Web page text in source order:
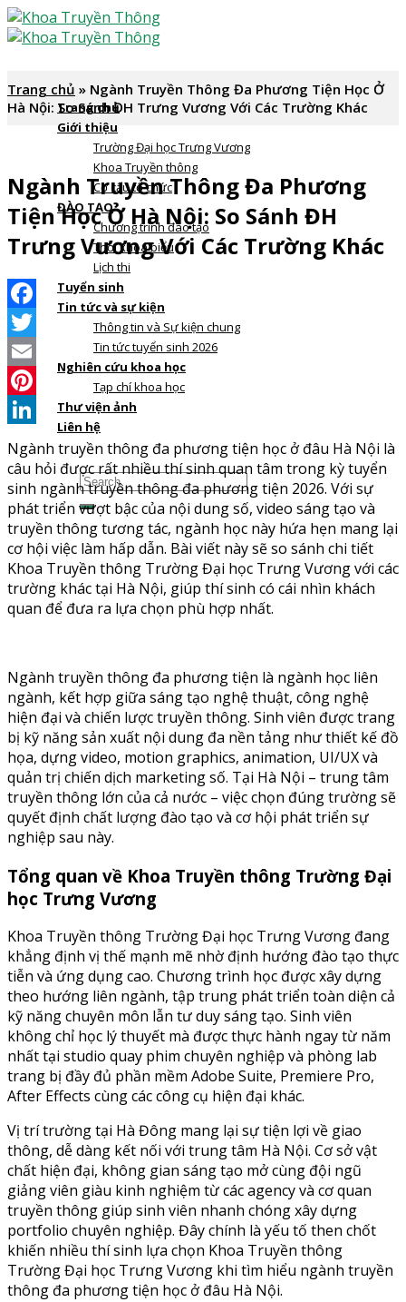
Skip
to
Trang chủ
Giới thiệu
Trường Đại học Trưng Vương
Khoa Truyền thông
Cơ cấu tổ chức
ĐÀO TẠO
Chương trình đào tạo
Thời khoá biểu
Lịch thi
Tuyển sinh
Tin tức và sự kiện
Thông tin và Sự kiện chung
Tin tức tuyển sinh 2026
Nghiên cứu khoa học
Tạp chí khoa học
Thư viện ảnh
Liên hệ
Trang chủ » Ngành Truyền Thông Đa Phương Tiện Học Ở
Hà Nội: So Sánh ĐH Trưng Vương Với Các Trường Khác
Ngành Truyền Thông Đa Phương
Tiện Học Ở Hà Nội: So Sánh ĐH
Trưng Vương Với Các Trường Khác
Facebook
Twitter
Email
Pinterest
LinkedIn
Ngành truyền thông đa phương tiện học ở đâu Hà Nội là
câu hỏi được rất nhiều thí sinh quan tâm trong kỳ tuyển
sinh ngành truyền thông đa phương tiện 2026. Với sự
phát triển vượt bậc của nội dung số, video sáng tạo và
truyền thông tương tác, ngành học này hứa hẹn mang lại
cơ hội việc làm hấp dẫn. Bài viết này sẽ so sánh chi tiết
Khoa Truyền thông Trường Đại học Trưng Vương với các
trường khác tại Hà Nội, giúp thí sinh có cái nhìn khách
quan để đưa ra lựa chọn phù hợp nhất.
Ngành truyền thông đa phương tiện là ngành học liên
ngành, kết hợp giữa sáng tạo nghệ thuật, công nghệ
hiện đại và chiến lược truyền thông. Sinh viên được trang
bị kỹ năng sản xuất nội dung đa nền tảng như thiết kế đồ
họa, dựng video, motion graphics, animation, UI/UX và
quản trị chiến dịch marketing số. Tại Hà Nội – trung tâm
truyền thông lớn của cả nước – việc chọn đúng trường sẽ
quyết định chất lượng đào tạo và cơ hội phát triển sự
nghiệp sau này.
Tổng quan về Khoa Truyền thông Trường Đại
học Trưng Vương
Khoa Truyền thông Trường Đại học Trưng Vương đang
khẳng định vị thế mạnh mẽ nhờ định hướng đào tạo thực
tiễn và ứng dụng cao. Chương trình học được xây dựng
theo hướng liên ngành, tập trung phát triển toàn diện cả
kỹ năng chuyên môn lẫn tư duy sáng tạo. Sinh viên
không chỉ học lý thuyết mà được thực hành ngay từ năm
nhất tại studio quay phim chuyên nghiệp và phòng lab
trang bị đầy đủ phần mềm Adobe Suite, Premiere Pro,
After Effects cùng các công cụ hiện đại khác.
Vị trí trường tại Hà Đông mang lại sự tiện lợi về giao
thông, dễ dàng kết nối với trung tâm Hà Nội. Cơ sở vật
chất hiện đại, không gian sáng tạo mở cùng đội ngũ
giảng viên giàu kinh nghiệm từ các agency và cơ quan
truyền thông giúp sinh viên nhanh chóng xây dựng
portfolio chuyên nghiệp. Đây chính là yếu tố then chốt
khiến nhiều thí sinh lựa chọn Khoa Truyền thông
Trường Đại học Trưng Vương khi tìm hiểu ngành truyền
thông đa phương tiện học ở đâu Hà Nội.